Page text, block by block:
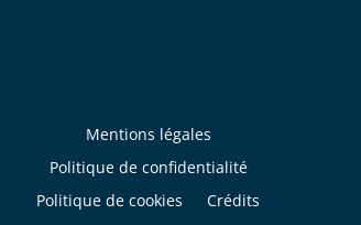
Mentions légales
Politique de confidentialité
Politique de cookies
Crédits